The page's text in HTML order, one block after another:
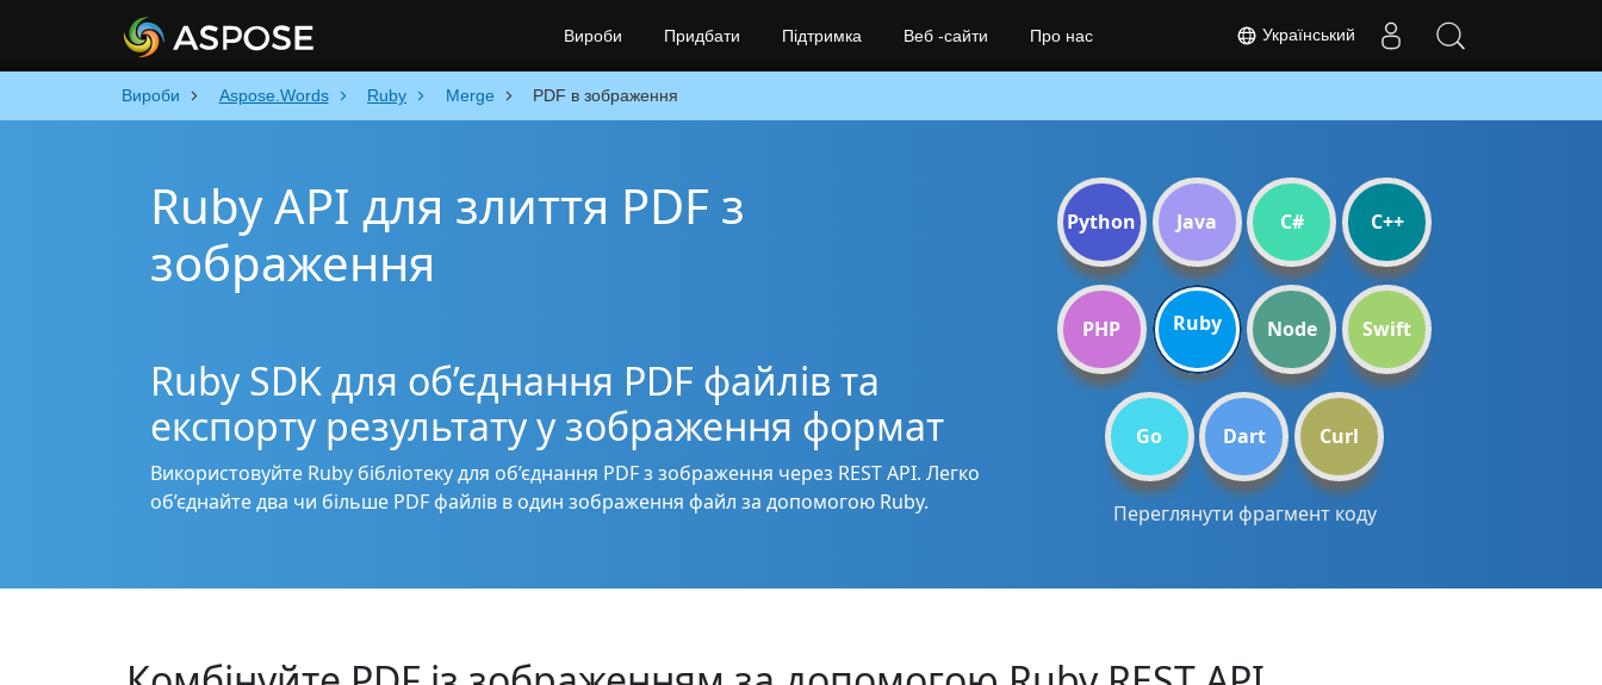
Вироби Aspose.Words Ruby Merge PDF в зображення
Ruby API для злиття PDF з
зображення
Ruby SDK для об’єднання PDF файлів та
експорту результату у зображення формат
Використовуйте Ruby бібліотеку для об’єднання PDF з зображення через REST API. Легко
об’єднайте два чи більше PDF файлів в один зображення файл за допомогою Ruby.
Python Java C# C++
PHP Ruby Node Swift
Go Dart Curl
Переглянути фрагмент коду
Український
Вироби Придбати Підтримка Веб -сайти Про нас